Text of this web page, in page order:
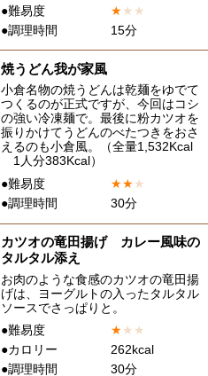
●難易度
★★ ★
●調理時間
15分
焼うどん我が家風
小倉名物の焼うどんは乾麺をゆでて
つくるのが正式ですが、今回はコシ
の強い冷凍麺で。最後に粉カツオを
振りかけてうどんのべたつきをおさ
えるのも小倉風。（全量1,532Kcal
1人分383Kcal）
●難易度
★★★
●調理時間
30分
カツオの竜田揚げ カレー風味の
タルタル添え
お肉のような食感のカツオの竜田揚
げは、ヨーグルトの入ったタルタル
ソースでさっぱりと。
●難易度
★★ ★
●カロリー
262kcal
●調理時間
30分